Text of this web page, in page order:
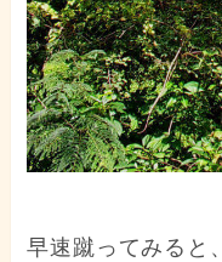
早速蹴ってみると、